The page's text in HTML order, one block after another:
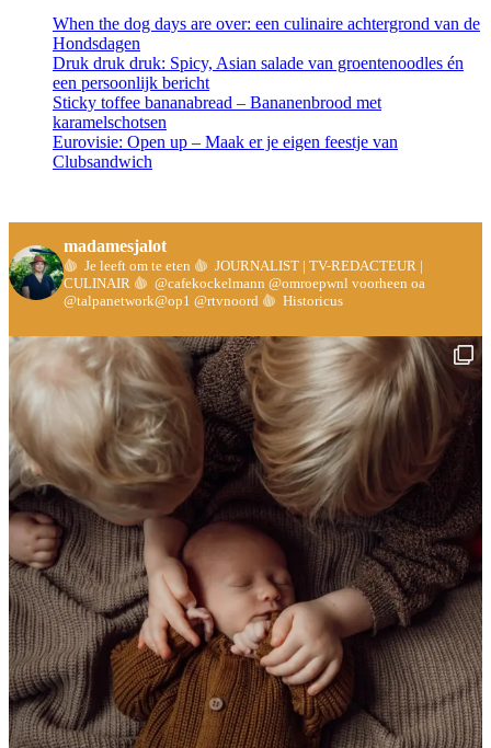
When the dog days are over: een culinaire achtergrond van de
Hondsdagen
Druk druk druk: Spicy, Asian salade van groentenoodles én
een persoonlijk bericht
Sticky toffee bananabread – Bananenbrood met
karamelschotsen
Eurovisie: Open up – Maak er je eigen feestje van
Clubsandwich
madamesjalot
Je leeft om te eten
JOURNALIST | TV-REDACTEUR |
CULINAIR
@cafekockelmann @omroepwnl voorheen oa
@talpanetwork@op1 @rtvnoord
Historicus